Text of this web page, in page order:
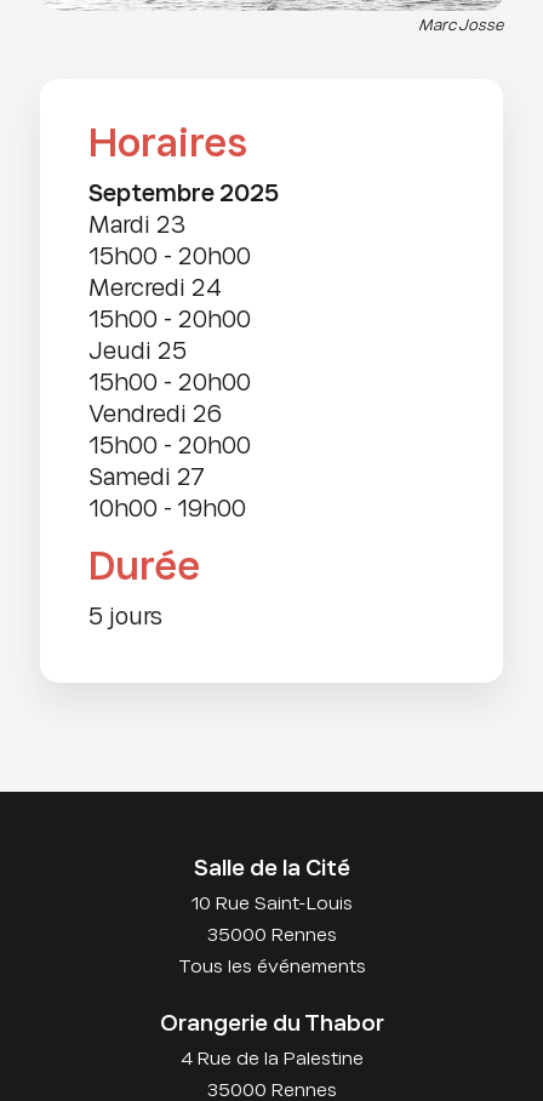
Marc Josse
Horaires
septembre 2025
mardi 23
15h00 - 20h00
mercredi 24
15h00 - 20h00
jeudi 25
15h00 - 20h00
vendredi 26
15h00 - 20h00
samedi 27
10h00 - 19h00
Durée
5 jours
Salle de la Cité
10 Rue Saint-Louis
35000 Rennes
Tous les événements
Orangerie du Thabor
4 Rue de la Palestine
35000 Rennes